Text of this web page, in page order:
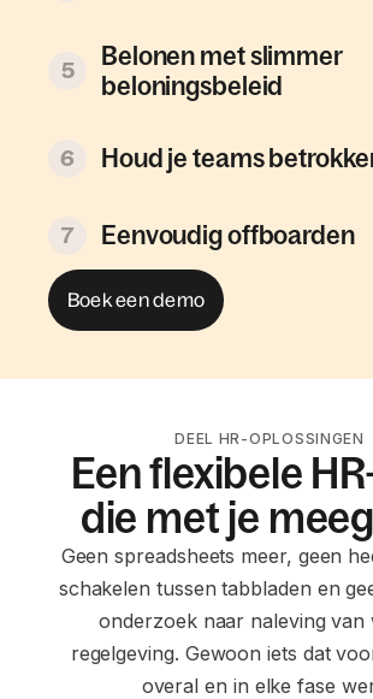
5
Belonen met slimmer
beloningsbeleid
6 Houd je teams
7 Eenvoudig offboarden
Boek een demo
DEEL HR-OPLOSSINGEN
Een flexibele
die met je
Geen spreadsheets meer, geen
schakelen tussen tabbladen en
onderzoek naar naleving van
regelgeving. Gewoon iets dat
overal en in elke fase